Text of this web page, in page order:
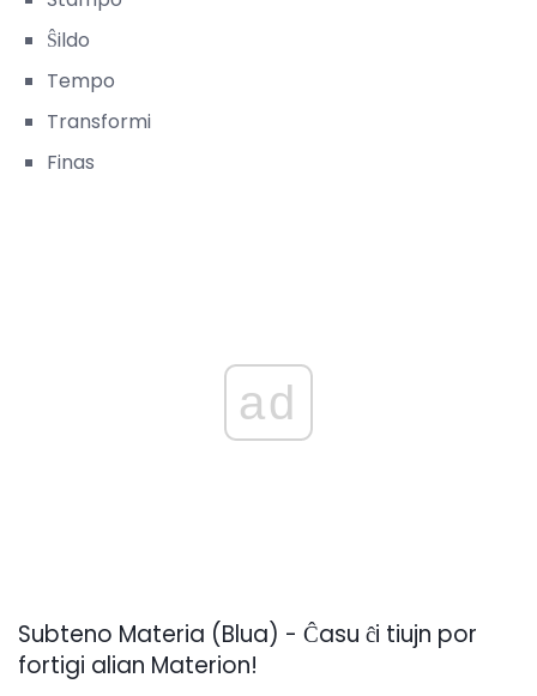
Ŝildo
Tempo
Transformi
Finas
ad
Subteno Materia (Blua) - Ĉasu ĉi tiujn por
fortigi alian Materion!